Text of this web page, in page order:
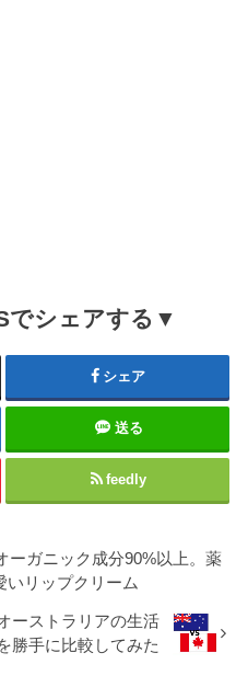
でシェアする▼
シェア
送る
feedly
ーガニック成分90%以上。薬
いリップクリーム
ーストラリアの生活
勝手に比較してみた